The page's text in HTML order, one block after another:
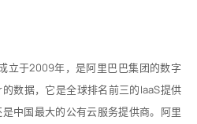
立于2009年，是阿里巴巴集团的数字
数据，它是全球排名前三的IaaS提供
中国最大的公有云服务提供商。阿里